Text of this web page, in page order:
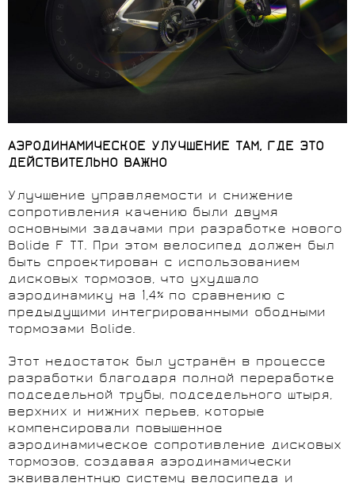
АЭРОДИНАМИЧЕСКОЕ УЛУЧШЕНИЕ ТАМ, ГДЕ ЭТО
ДЕЙСТВИТЕЛЬНО ВАЖНО
Улучшение управляемости и снижение
сопротивления качению были двумя
основными задачами при разработке нового
Bolide F TT. При этом велосипед должен был
быть спроектирован с использованием
дисковых тормозов, что ухудшало
аэродинамику на 1,4% по сравнению с
предыдущими интегрированными ободными
тормозами Bolide.
Этот недостаток был устранён в процессе
разработки благодаря полной переработке
подседельной трубы, подседельного штыря,
верхних и нижних перьев, которые
компенсировали повышенное
аэродинамическое сопротивление дисковых
тормозов, создавая аэродинамически